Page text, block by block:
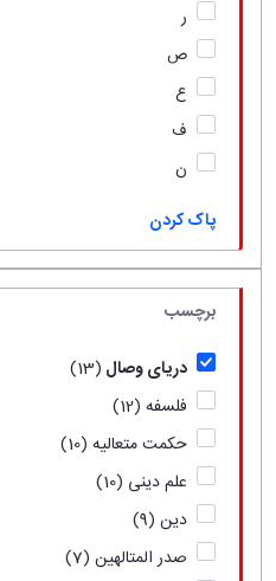
ر
ص
ع
ف
ن
پاک کردن
برچسب
دریای وصال (13)
فلسفه (12)
حکمت متعالیه (10)
علم دینی (10)
دین (9)
صدر المتالهین (7)